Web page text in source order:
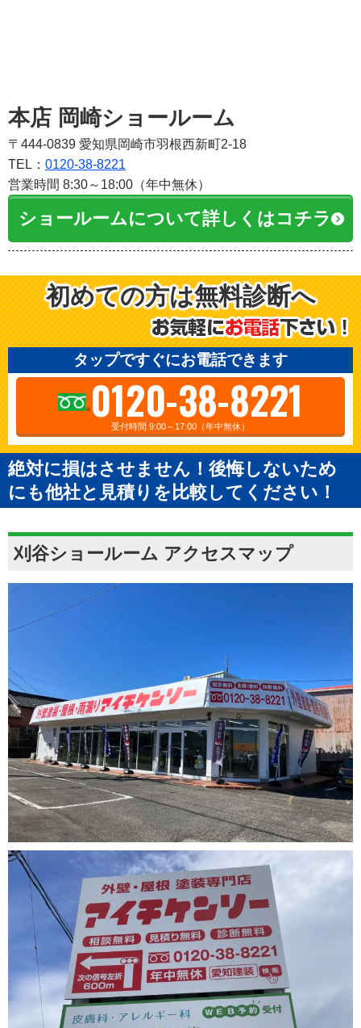
本店 岡崎ショールーム
〒444-0839 愛知県岡崎市羽根西新町2-18
TEL： 0120-38-8221
営業時間 8:30～18:00（年中無休）
ショールームについて詳しくはコチラ
初めての方は無料診断へ
タップですぐにお電話できます
0120-38-8221
受付時間 9:00～17:00（年中無休）
絶対に損はさせません！後悔しないため
にも他社と見積りを比較してください！
刈谷ショールーム アクセスマップ